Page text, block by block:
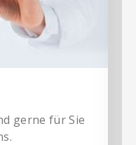
gerne für Sie